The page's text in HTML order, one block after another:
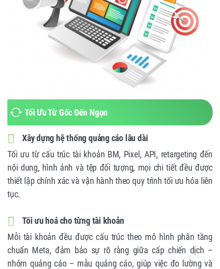
Tối Ưu Từ Gốc Đến Ngọn
Xây dựng hệ thống quảng cáo lâu dài
Tối ưu từ cấu trúc tài khoản BM, Pixel, API, retargeting đến
nội dung, hình ảnh và tệp đối tượng, mọi chi tiết đều được
thiết lập chính xác và vận hành theo quy trình tối ưu hóa liên
tục.
Tối ưu hoá cho từng tài khoản
Mỗi tài khoản đều được cấu trúc theo mô hình phân tầng
chuẩn Meta, đảm bảo sự rõ ràng giữa cấp chiến dịch –
nhóm quảng cáo – mẫu quảng cáo, giúp việc đo lường và